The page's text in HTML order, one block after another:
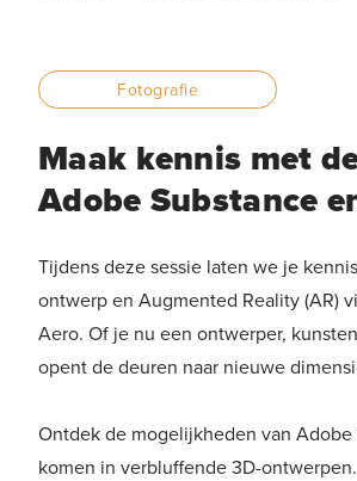
Fotografie
Maak kennis met
Adobe Substance
Tijdens deze sessie laten we je
ontwerp en Augmented Reality (AR)
Aero. Of je nu een ontwerper,
opent de deuren naar nieuwe
Ontdek de mogelijkheden van
komen in verbluffende 3D-